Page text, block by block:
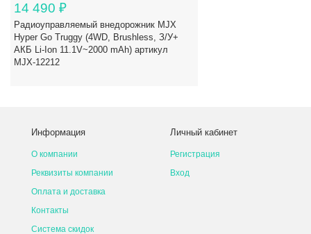
14 490 ₽
Радиоуправляемый внедорожник MJX
Hyper Go Truggy (4WD, Brushless, З/У+
АКБ Li-Ion 11.1V~2000 mAh) артикул
MJX-12212
Информация
О компании
Реквизиты компании
Оплата и доставка
Контакты
Система скидок
Личный кабинет
Регистрация
Вход